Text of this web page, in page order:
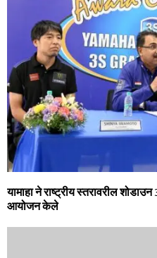
यामाहा ने राष्ट्रीय स्तरावरील
आयोजन केले